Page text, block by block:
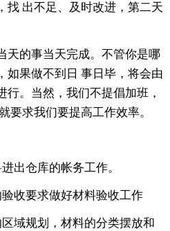
找 出不足、及时改进，第二天
天的事当天完成。不管你是哪
如果做不到日 事日毕，将会由
行。当然，我们不提倡加班，
要求我们要提高工作效率。
出仓库的帐务工作。
验收要求做好材料验收工作
区域规划，材料的分类摆放和